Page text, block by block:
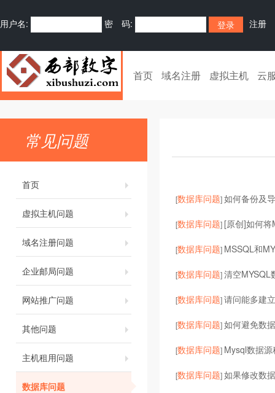
用户名: 密 码: 注册
首页 域名注册 虚拟主机 云
常见问题
首页
虚拟主机问题
域名注册问题
企业邮局问题
网站推广问题
其他问题
主机租用问题
数据库问题
[数据库问题]如何备份及
[数据库问题] [原创]如何
[数据库问题] MSSQL和
[数据库问题]清空MYSQL
[数据库问题]请问能多建
[数据库问题]如何避免数
[数据库问题] Mysql数据
[数据库问题]如果修改数